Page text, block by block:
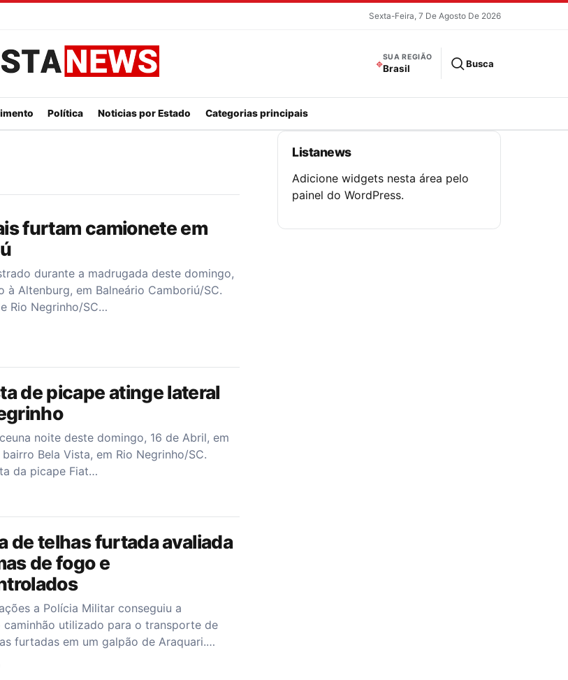
Sexta-Feira, 7 De Agosto De 2026
⌖SUA REGIÃO
Brasil Busca
Política Noticias por Estado Categorias principais
furtam camionete em
durante a madrugada deste domingo,
Altenburg, em Balneário Camboriú/SC.
Rio Negrinho/SC…
de picape atinge lateral
noite deste domingo, 16 de Abril, em
Bela Vista, em Rio Negrinho/SC.
da picape Fiat…
de telhas furtada avaliada
de fogo e
a Polícia Militar conseguiu a
utilizado para o transporte de
furtadas em um galpão de Araquari.…
Listanews
Adicione widgets nesta área pelo
painel do WordPress.